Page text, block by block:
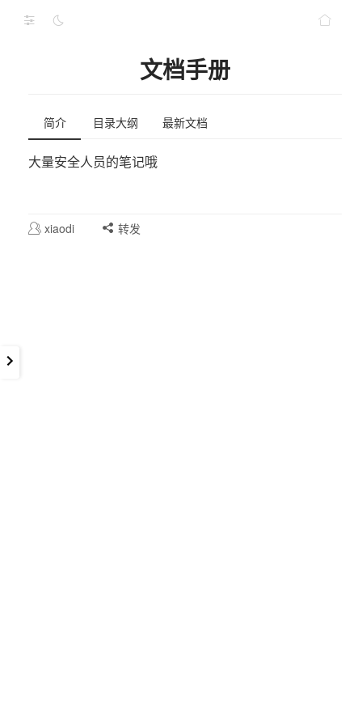
文档手册
简介 目录大纲 最新文档
大量安全人员的笔记哦
xiaodi 转发